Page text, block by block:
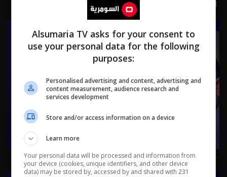
حكومة الزيدي بين صولتين.. مكافحة الفساد وحصر السـ لاح! -
Alsumaria TV asks for your consent to
use your personal data for the following
purposes:
Personalised advertising and content, advertising and
content measurement, audience research and
services development
Store and/or access information on a device
Learn more
Your personal data will be processed and information from
your device (cookies, unique identifiers, and other device
data) may be stored by, accessed by and shared with 231